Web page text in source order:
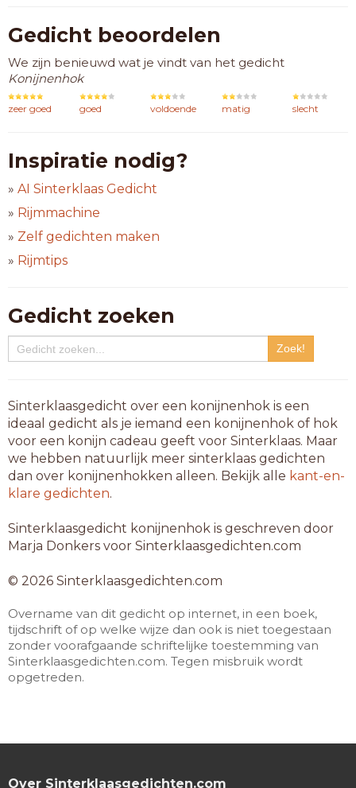
Gedicht beoordelen
We zijn benieuwd wat je vindt van het gedicht
Konijnenhok
zeer goed goed voldoende matig slecht
Inspiratie nodig?
» AI Sinterklaas Gedicht
» Rijmmachine
» Zelf gedichten maken
» Rijmtips
Gedicht zoeken
Sinterklaasgedicht over een konijnenhok is een
ideaal gedicht als je iemand een konijnenhok of hok
voor een konijn cadeau geeft voor Sinterklaas. Maar
we hebben natuurlijk meer sinterklaas gedichten
dan over konijnenhokken alleen. Bekijk alle kant-en-
klare gedichten.
Sinterklaasgedicht konijnenhok is geschreven door
Marja Donkers voor Sinterklaasgedichten.com
© 2026 Sinterklaasgedichten.com
Overname van dit gedicht op internet, in een boek,
tijdschrift of op welke wijze dan ook is niet toegestaan
zonder voorafgaande schriftelijke toestemming van
Sinterklaasgedichten.com. Tegen misbruik wordt
opgetreden.
Over Sinterklaasgedichten.com